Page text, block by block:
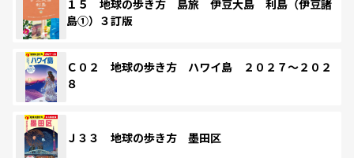
１５ 地球の歩き方 島旅 伊豆大島 利島（伊豆諸
島①）３訂版
Ｃ０２ 地球の歩き方 ハワイ島 ２０２７～２０２
８
Ｊ３３ 地球の歩き方 墨田区